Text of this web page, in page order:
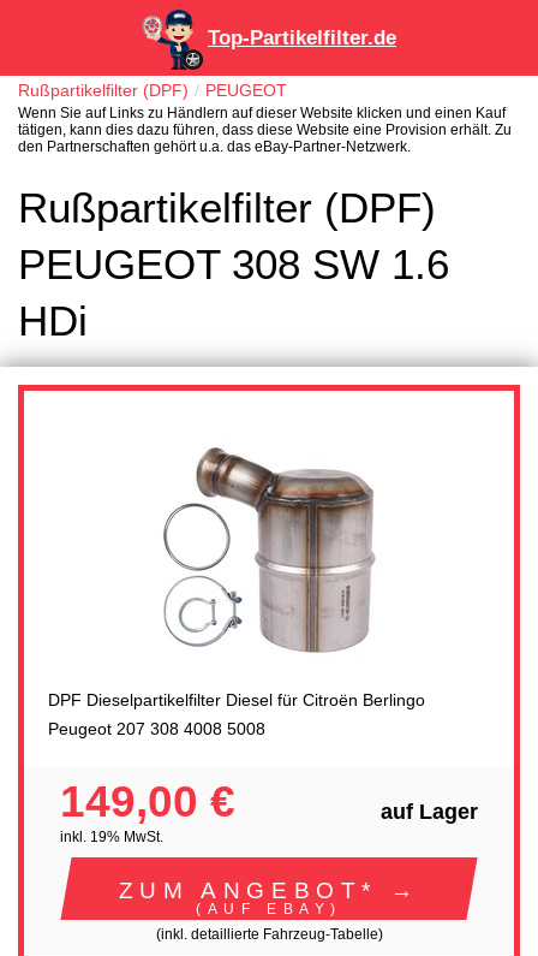
Top-Partikelfilter.de
Rußpartikelfilter (DPF) PEUGEOT
Wenn Sie auf Links zu Händlern auf dieser Website klicken und einen Kauf
tätigen, kann dies dazu führen, dass diese Website eine Provision erhält. Zu
den Partnerschaften gehört u.a. das eBay-Partner-Netzwerk.
Rußpartikelfilter (DPF)
PEUGEOT 308 SW 1.6
HDi
DPF Dieselpartikelfilter Diesel für Citroën Berlingo
Peugeot 207 308 4008 5008
149,00 €
inkl. 19% MwSt.
auf Lager
ZUM ANGEBOT* →
(AUF EBAY)
(inkl. detaillierte Fahrzeug-Tabelle)